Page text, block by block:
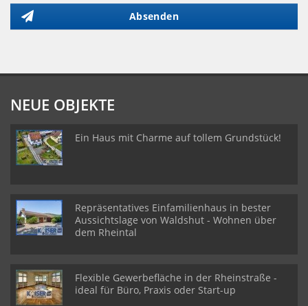
Absenden
NEUE OBJEKTE
Ein Haus mit Charme auf tollem Grundstück!
Repräsentatives Einfamilienhaus in bester
Aussichtslage von Waldshut - Wohnen über
dem Rheintal
Flexible Gewerbefläche in der Rheinstraße -
ideal für Büro, Praxis oder Start-up